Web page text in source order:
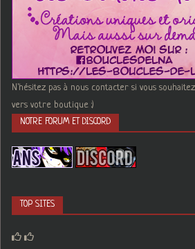
N'hésitez pas à nous contacter si vous
vers votre boutique :)
NOTRE FORUM ET DISCORD
TOP SITES